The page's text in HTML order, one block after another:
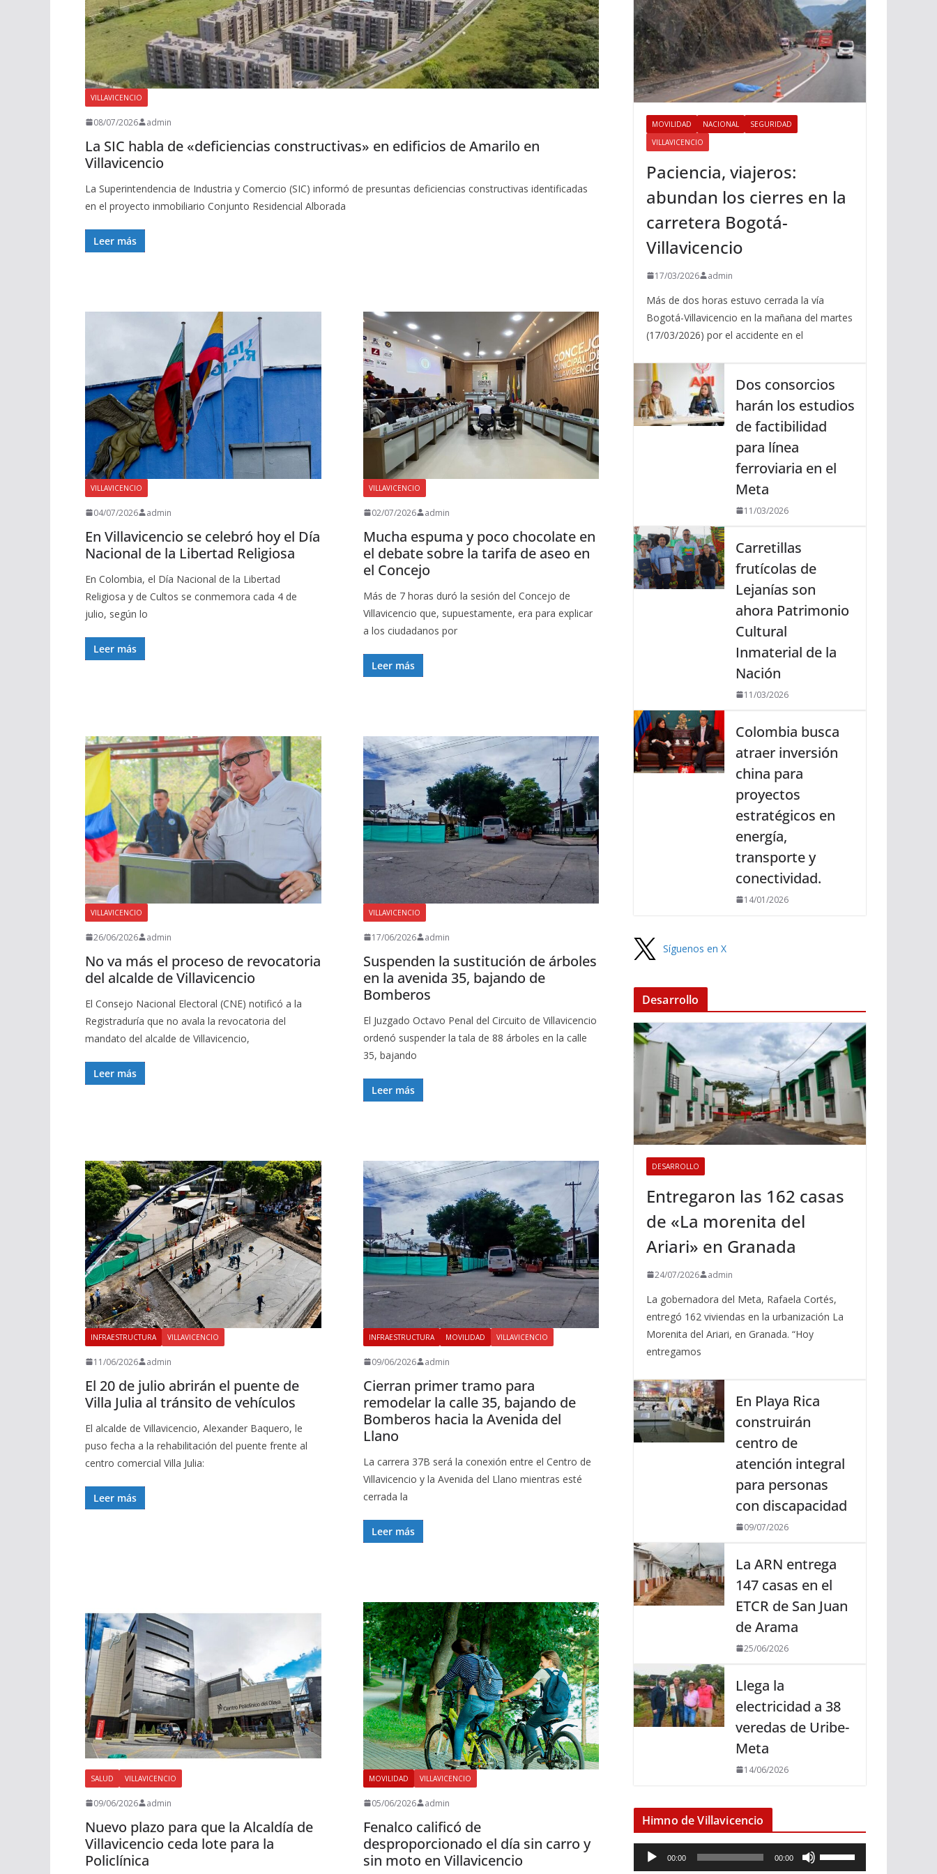
VILLAVICENCIO
08/07/2026 admin
La SIC habla de «deficiencias constructivas» en edificios de Amarilo en
Villavicencio
La Superintendencia de Industria y Comercio (SIC) informó de presuntas deficiencias constructivas identificadas
en el proyecto inmobiliario Conjunto Residencial Alborada
Leer más
VILLAVICENCIO
04/07/2026 admin
En Villavicencio se celebró hoy el Día
Nacional de la Libertad Religiosa
En Colombia, el Día Nacional de la Libertad
Religiosa y de Cultos se conmemora cada 4 de
julio, según lo
Leer más
VILLAVICENCIO
02/07/2026 admin
Mucha espuma y poco chocolate en
el debate sobre la tarifa de aseo en
el Concejo
Más de 7 horas duró la sesión del Concejo de
Villavicencio que, supuestamente, era para explicar
a los ciudadanos por
Leer más
VILLAVICENCIO
26/06/2026 admin
No va más el proceso de revocatoria
del alcalde de Villavicencio
El Consejo Nacional Electoral (CNE) notificó a la
Registraduría que no avala la revocatoria del
mandato del alcalde de Villavicencio,
Leer más
VILLAVICENCIO
17/06/2026 admin
Suspenden la sustitución de árboles
en la avenida 35, bajando de
Bomberos
El Juzgado Octavo Penal del Circuito de Villavicencio
ordenó suspender la tala de 88 árboles en la calle
35, bajando
Leer más
INFRAESTRUCTURA VILLAVICENCIO
11/06/2026 admin
El 20 de julio abrirán el puente de
Villa Julia al tránsito de vehículos
El alcalde de Villavicencio, Alexander Baquero, le
puso fecha a la rehabilitación del puente frente al
centro comercial Villa Julia:
Leer más
INFRAESTRUCTURA MOVILIDAD VILLAVICENCIO
09/06/2026 admin
Cierran primer tramo para
remodelar la calle 35, bajando de
Bomberos hacia la Avenida del
Llano
La carrera 37B será la conexión entre el Centro de
Villavicencio y la Avenida del Llano mientras esté
cerrada la
Leer más
SALUD VILLAVICENCIO
09/06/2026 admin
Nuevo plazo para que la Alcaldía de
Villavicencio ceda lote para la
Policlínica
MOVILIDAD VILLAVICENCIO
05/06/2026 admin
Fenalco calificó de
desproporcionado el día sin carro y
sin moto en Villavicencio
MOVILIDAD NACIONAL
SEGURIDAD
VILLAVICENCIO
Paciencia, viajeros:
abundan los cierres en la
carretera Bogotá-
Villavicencio
17/03/2026 admin
Más de dos horas estuvo cerrada la vía
Bogotá-Villavicencio en la mañana del martes
(17/03/2026) por el accidente en el
Dos consorcios
harán los estudios
de factibilidad
para línea
ferroviaria en el
Meta
11/03/2026
Carretillas
frutícolas de
Lejanías son
ahora Patrimonio
Cultural
Inmaterial de la
Nación
11/03/2026
Colombia busca
atraer inversión
china para
proyectos
estratégicos en
energía,
transporte y
conectividad.
14/01/2026
Síguenos en X
Desarrollo
DESARROLLO
Entregaron las 162 casas
de «La morenita del
Ariari» en Granada
24/07/2026 admin
La gobernadora del Meta, Rafaela Cortés,
entregó 162 viviendas en la urbanización La
Morenita del Ariari, en Granada. “Hoy
entregamos
En Playa Rica
construirán
centro de
atención integral
para personas
con discapacidad
09/07/2026
La ARN entrega
147 casas en el
ETCR de San Juan
de Arama
25/06/2026
Llega la
electricidad a 38
veredas de Uribe-
Meta
14/06/2026
Himno de Villavicencio
e
00:00 00:00